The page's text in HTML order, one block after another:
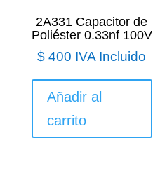
2A331 Capacitor de
Poliéster 0.33nf 100V
$ 400 IVA Incluido
Añadir al
carrito